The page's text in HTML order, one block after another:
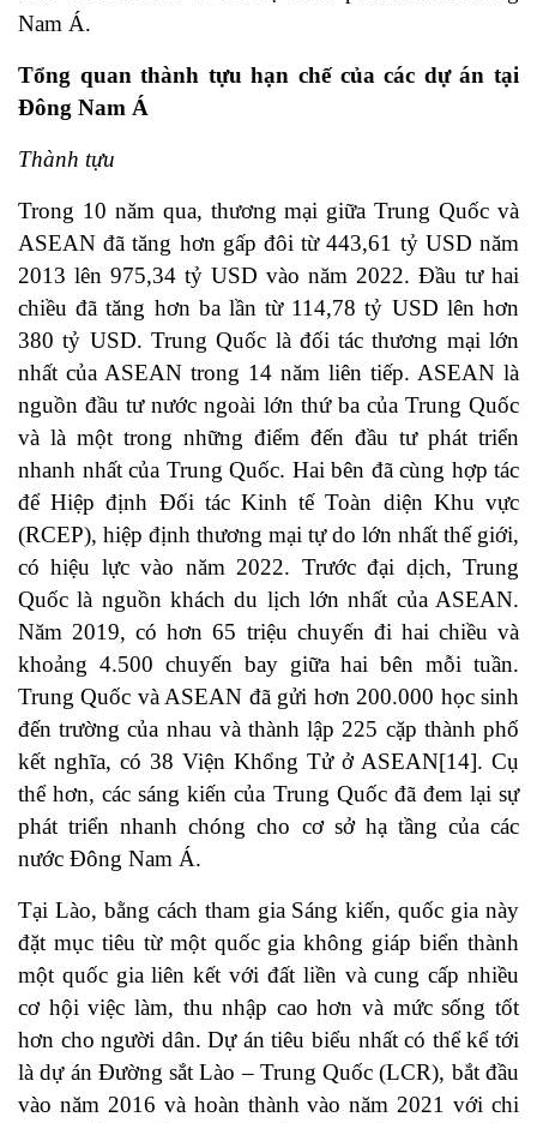
Nam Á.
Tổng quan thành tựu hạn chế của các dự án tại
Đông Nam Á
Thành tựu
Trong 10 năm qua, thương mại giữa Trung Quốc và
ASEAN đã tăng hơn gấp đôi từ 443,61 tỷ USD năm
2013 lên 975,34 tỷ USD vào năm 2022. Đầu tư hai
chiều đã tăng hơn ba lần từ 114,78 tỷ USD lên hơn
380 tỷ USD. Trung Quốc là đối tác thương mại lớn
nhất của ASEAN trong 14 năm liên tiếp. ASEAN là
nguồn đầu tư nước ngoài lớn thứ ba của Trung Quốc
và là một trong những điểm đến đầu tư phát triển
nhanh nhất của Trung Quốc. Hai bên đã cùng hợp tác
để Hiệp định Đối tác Kinh tế Toàn diện Khu vực
(RCEP), hiệp định thương mại tự do lớn nhất thế giới,
có hiệu lực vào năm 2022. Trước đại dịch, Trung
Quốc là nguồn khách du lịch lớn nhất của ASEAN.
Năm 2019, có hơn 65 triệu chuyến đi hai chiều và
khoảng 4.500 chuyến bay giữa hai bên mỗi tuần.
Trung Quốc và ASEAN đã gửi hơn 200.000 học sinh
đến trường của nhau và thành lập 225 cặp thành phố
kết nghĩa, có 38 Viện Khổng Tử ở ASEAN[14]. Cụ
thể hơn, các sáng kiến của Trung Quốc đã đem lại sự
phát triển nhanh chóng cho cơ sở hạ tầng của các
nước Đông Nam Á.
Tại Lào, bằng cách tham gia Sáng kiến, quốc gia này
đặt mục tiêu từ một quốc gia không giáp biển thành
một quốc gia liên kết với đất liền và cung cấp nhiều
cơ hội việc làm, thu nhập cao hơn và mức sống tốt
hơn cho người dân. Dự án tiêu biểu nhất có thể kể tới
là dự án Đường sắt Lào – Trung Quốc (LCR), bắt đầu
vào năm 2016 và hoàn thành vào năm 2021 với chi